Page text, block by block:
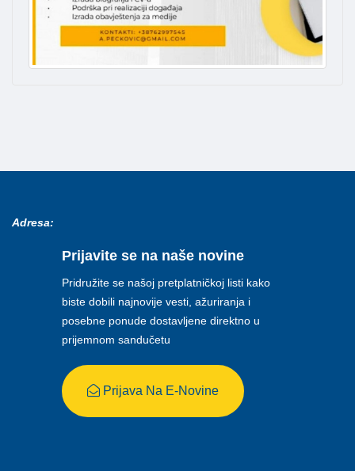
Adresa:
Prijavite se na naše novine
Pridružite se našoj pretplatničkoj listi kako
biste dobili najnovije vesti, ažuriranja i
posebne ponude dostavljene direktno u
prijemnom sandučetu
Prijava Na E-Novine